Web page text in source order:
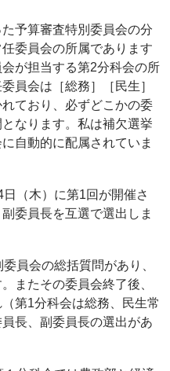
予算審査特別委員会の分
委員会の所属であります
が担当する第2分科会の所
員会は［総務］［民生］
ており、必ずどこかの委
なります。私は補欠選挙
自動的に配属されていま
（木）に第1回が開催さ
委員長を互選で選出しま
員会の総括質問があり、
またその委員会終了後、
第1分科会は総務、民生常
長、副委員長の選出があ